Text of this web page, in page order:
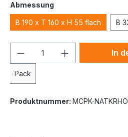
Abmessung
B 190 x T 160 x H 55 flach B
Pack
In
Produktnummer: MCPK-